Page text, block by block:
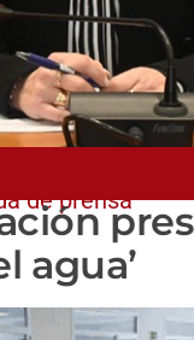
de prensa
agua’